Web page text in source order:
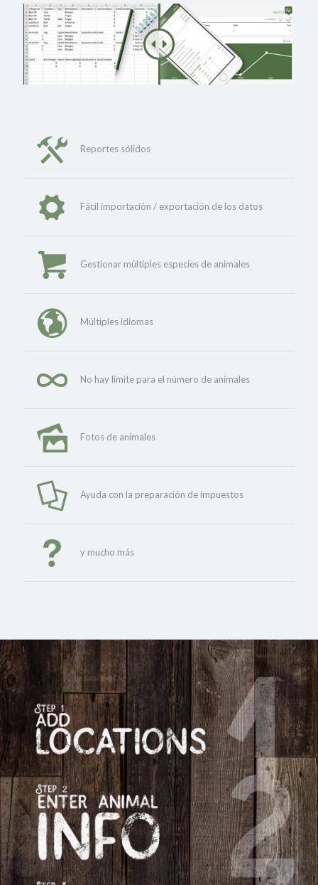
Reportes sólidos
Fácil importación / exportación de los datos
Gestionar múltiples especies de animales
Múltiples idiomas
No hay límite para el número de animales
Fotos de animales
Ayuda con la preparación de impuestos
y mucho más